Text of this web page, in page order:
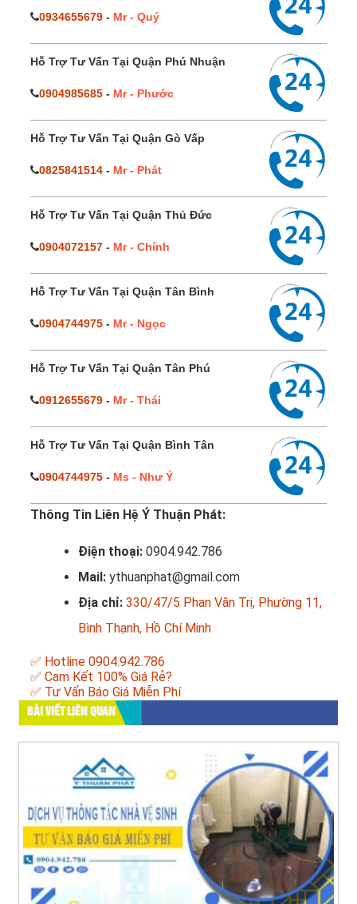
0934655679 - Mr - Quý
Hỗ Trợ Tư Vấn Tại Quận Phú Nhuận
0904985685 - Mr - Phước
Hỗ Trợ Tư Vấn Tại Quận Gò Vấp
0825841514 - Mr - Phát
Hỗ Trợ Tư Vấn Tại Quận Thủ Đức
0904072157 - Mr - Chính
Hỗ Trợ Tư Vấn Tại Quận Tân Bình
0904744975 - Mr - Ngọc
Hỗ Trợ Tư Vấn Tại Quận Tân Phú
0912655679 - Mr - Thái
Hỗ Trợ Tư Vấn Tại Quận Bình Tân
0904744975 - Ms - Như Ý
Thông Tin Liên Hệ Ý Thuận Phát:
Điện thoại: 0904.942.786
Mail: ythuanphat@gmail.com
Địa chỉ: 330/47/5 Phan Văn Trị, Phường 11,
Bình Thạnh, Hồ Chí Minh
✅ Hotline 0904.942.786
✅ Cam Kết 100% Giá Rẻ?
✅ Tư Vấn Báo Giá Miễn Phí
BÀI VIẾT LIÊN QUAN